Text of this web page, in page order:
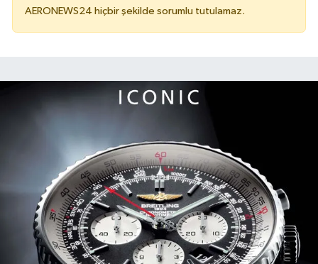
AERONEWS24 hiçbir şekilde sorumlu tutulamaz.